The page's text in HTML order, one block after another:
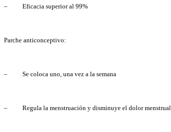
– Eficacia superior al 99%
Parche anticonceptivo:
– Se coloca uno, una vez a la semana
– Regula la menstruación y disminuye el dolor menstrual.